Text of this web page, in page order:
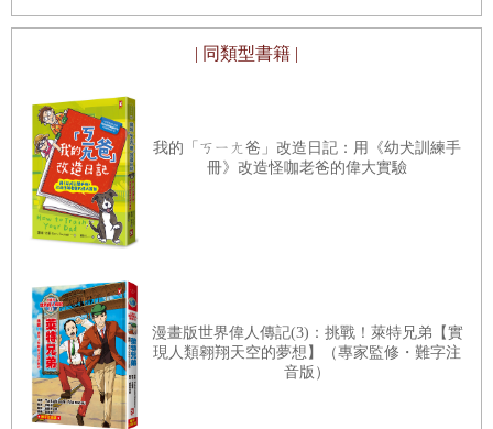
| 同類型書籍 |
我的「ㄎㄧㄤ爸」改造日記：用《幼犬訓練手
冊》改造怪咖老爸的偉大實驗
漫畫版世界偉人傳記(3)：挑戰！萊特兄弟【實
現人類翱翔天空的夢想】（專家監修・難字注
音版）